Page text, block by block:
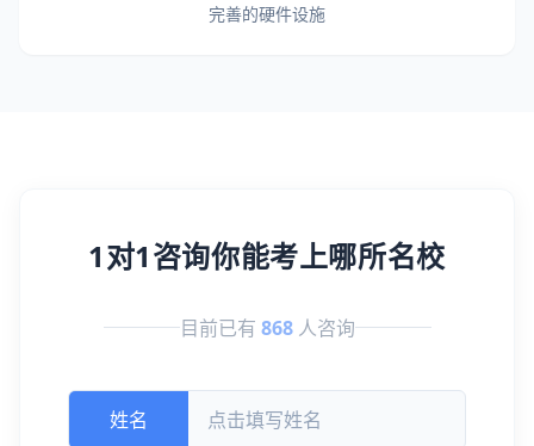
完善的硬件设施
1对1咨询你能考上哪所名校
目前已有 868 人咨询
姓名